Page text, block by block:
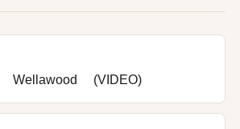
(VIDEO)